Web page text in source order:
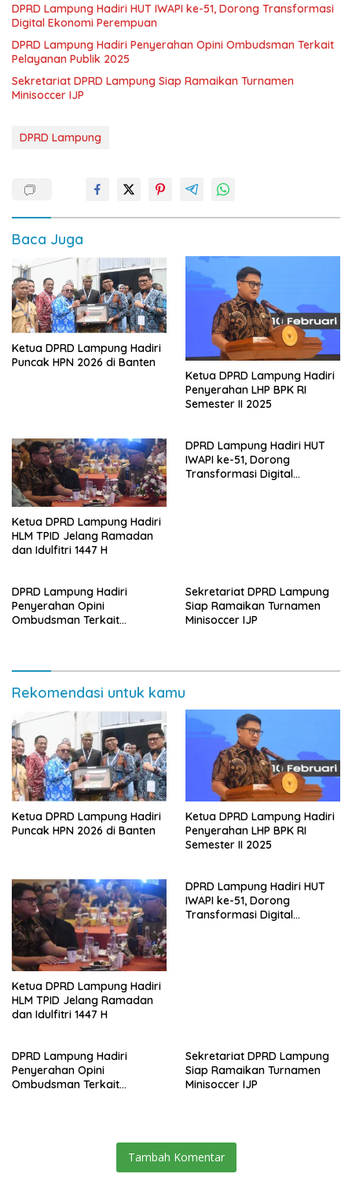
DPRD Lampung Hadiri HUT IWAPI ke-51, Dorong Transformasi
Digital Ekonomi Perempuan
DPRD Lampung Hadiri Penyerahan Opini Ombudsman Terkait
Pelayanan Publik 2025
Sekretariat DPRD Lampung Siap Ramaikan Turnamen
Minisoccer IJP
DPRD Lampung
Baca Juga
Ketua DPRD Lampung Hadiri
Puncak HPN 2026 di Banten
Ketua DPRD Lampung Hadiri
Penyerahan LHP BPK RI
Semester II 2025
Ketua DPRD Lampung Hadiri
HLM TPID Jelang Ramadan
dan Idulfitri 1447 H
DPRD Lampung Hadiri HUT
IWAPI ke-51, Dorong
Transformasi Digital
DPRD Lampung Hadiri
Penyerahan Opini
Ombudsman Terkait
Sekretariat DPRD Lampung
Siap Ramaikan Turnamen
Minisoccer IJP
Rekomendasi untuk kamu
Ketua DPRD Lampung Hadiri
Puncak HPN 2026 di Banten
Ketua DPRD Lampung Hadiri
Penyerahan LHP BPK RI
Semester II 2025
Ketua DPRD Lampung Hadiri
HLM TPID Jelang Ramadan
dan Idulfitri 1447 H
DPRD Lampung Hadiri HUT
IWAPI ke-51, Dorong
Transformasi Digital
DPRD Lampung Hadiri
Penyerahan Opini
Ombudsman Terkait
Sekretariat DPRD Lampung
Siap Ramaikan Turnamen
Minisoccer IJP
Tambah Komentar